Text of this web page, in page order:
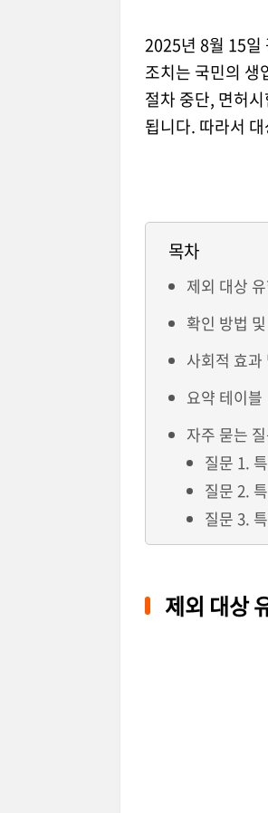
2025년 8월 15일
조치는 국민의 생
절차 중단, 면허
됩니다. 따라서
목차
제외 대상
확인 방법
사회적 효과
요약 테이블
자주 묻는
질문 1.
질문 2.
질문 3.
제외 대상